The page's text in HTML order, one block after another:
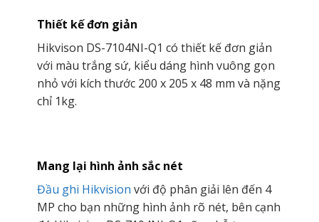
Thiết kế đơn giản
Hikvison DS-7104NI-Q1 có thiết kế đơn giản
với màu trắng sứ, kiểu dáng hình vuông gọn
nhỏ với kích thước 200 x 205 x 48 mm và nặng
chỉ 1kg.
Mang lại hình ảnh sắc nét
Đầu ghi Hikvision với độ phân giải lên đến 4
MP cho bạn những hình ảnh rõ nét, bên cạnh